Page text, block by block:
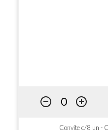
Convite c/8 un -